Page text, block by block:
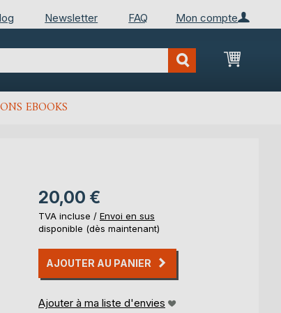
Mon compte
Newsletter FAQ
Mon
EBOOKS
20,00 €
TVA incluse / Envoi en sus
disponible (dès maintenant)
AJOUTER AU PANIER
Ajouter à ma liste d'envies